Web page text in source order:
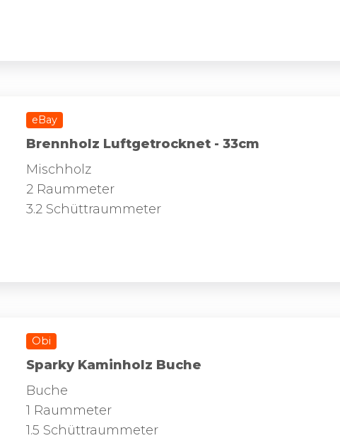
eBay
Brennholz Luftgetrocknet - 33cm
Mischholz
2 Raummeter
3.2 Schüttraummeter
Obi
Sparky Kaminholz Buche
Buche
1 Raummeter
1.5 Schüttraummeter